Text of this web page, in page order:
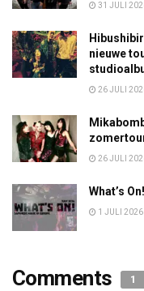
31 JULI
nieuwe
26 JULI
26 JULI
What’s
1 JULI 2026
Comments 1